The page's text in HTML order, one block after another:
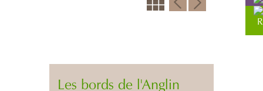
Les bords de l'Anglin